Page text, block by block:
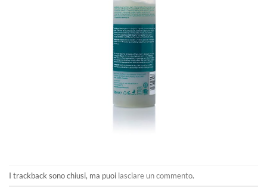
I trackback sono chiusi, ma puoi lasciare un commento.